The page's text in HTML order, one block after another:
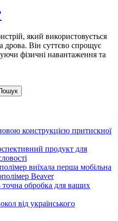
який використовується
дрова. Він суттєво спрощує
фізичні навантаження та
конструкцією притискної
продукт для
виїхала перша мобільна
Beaver
обробка для ваших
від українського